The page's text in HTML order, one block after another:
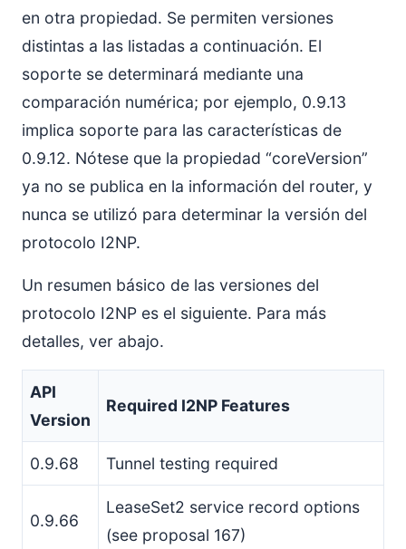
en otra propiedad. Se permiten versiones
distintas a las listadas a continuación. El
soporte se determinará mediante una
comparación numérica; por ejemplo, 0.9.13
implica soporte para las características de
0.9.12. Nótese que la propiedad “coreVersion”
ya no se publica en la información del router, y
nunca se utilizó para determinar la versión del
protocolo I2NP.
Un resumen básico de las versiones del
protocolo I2NP es el siguiente. Para más
detalles, ver abajo.
API
Version
Required I2NP Features
0.9.68 Tunnel testing required
0.9.66
LeaseSet2 service record options
(see proposal 167)